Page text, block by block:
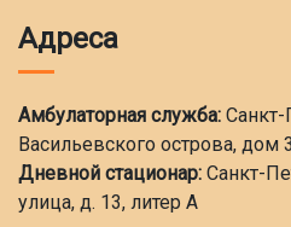
Адреса
Амбулаторная служба: Санкт-
Васильевского острова, дом
Дневной стационар: Санкт-
улица, д. 13, литер А